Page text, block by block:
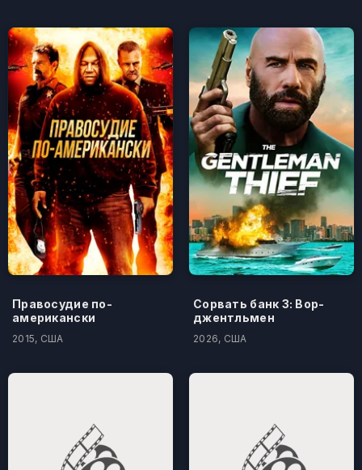
Правосудие по-
американски
2015, США
Сорвать банк 3: Вор-
джентльмен
2026, США